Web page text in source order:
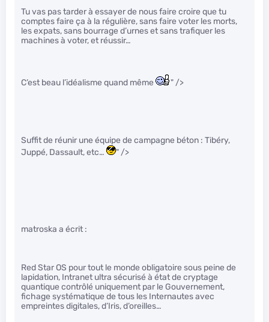
Tu vas pas tarder à essayer de nous faire croire que tu
comptes faire ça à la régulière, sans faire voter les morts,
les expats, sans bourrage d’urnes et sans trafiquer les
machines à voter, et réussir…
C’est beau l’idéalisme quand même " />
Suffit de réunir une équipe de campagne béton : Tibéry,
Juppé, Dassault, etc…
" />
matroska a écrit :
Red Star OS pour tout le monde obligatoire sous peine de
lapidation, Intranet ultra sécurisé à état de cryptage
quantique contrôlé uniquement par le Gouvernement,
fichage systématique de tous les Internautes avec
empreintes digitales, d’Iris, d’oreilles…